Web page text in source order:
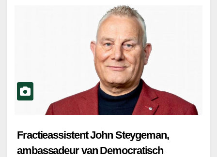
Fractieassistent John Steygeman,
ambassadeur van Democratisch